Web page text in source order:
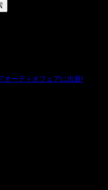
オーディオフェアに出展!